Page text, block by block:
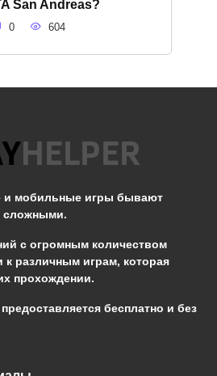
San Andreas?
0 604
и мобильные игры бывают
сложными.
с огромным количеством
различным играм, которая
прохождении.
бесплатно и без